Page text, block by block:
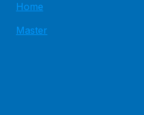
Home
Master